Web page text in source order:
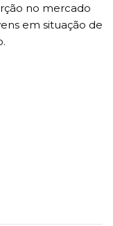
no mercado
em situação de